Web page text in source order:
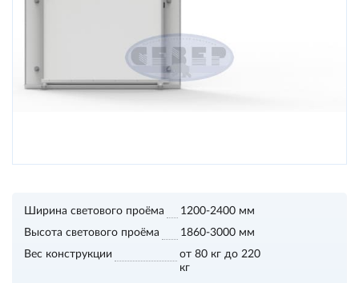
Ширина светового проёма
1200-2400 мм
Высота светового проёма
1860-3000 мм
Вес конструкции
от 80 кг до 220
кг